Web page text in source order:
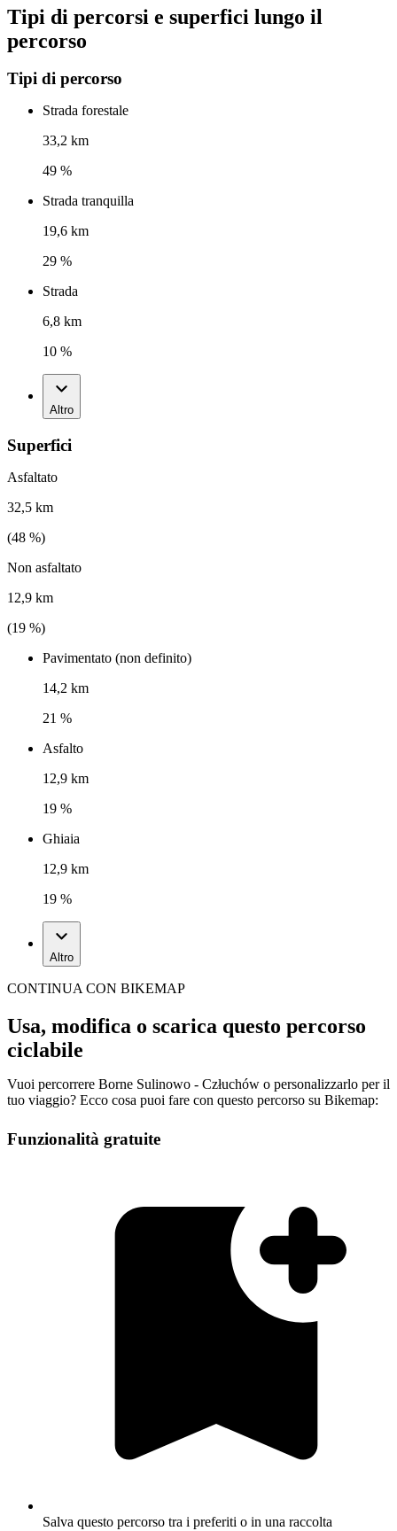
Tipi di percorsi e superfici lungo il
percorso
Tipi di percorso
Strada forestale
33,2 km
49 %
Strada tranquilla
19,6 km
29 %
Strada
6,8 km
10 %
Altro
Superfici
Asfaltato
32,5 km
(48 %)
Non asfaltato
12,9 km
(19 %)
Pavimentato (non definito)
14,2 km
21 %
Asfalto
12,9 km
19 %
Ghiaia
12,9 km
19 %
Altro
CONTINUA CON BIKEMAP
Usa, modifica o scarica questo percorso
ciclabile
Vuoi percorrere Borne Sulinowo - Człuchów o personalizzarlo per il
tuo viaggio? Ecco cosa puoi fare con questo percorso su Bikemap:
Funzionalità gratuite
Salva questo percorso tra i preferiti o in una raccolta